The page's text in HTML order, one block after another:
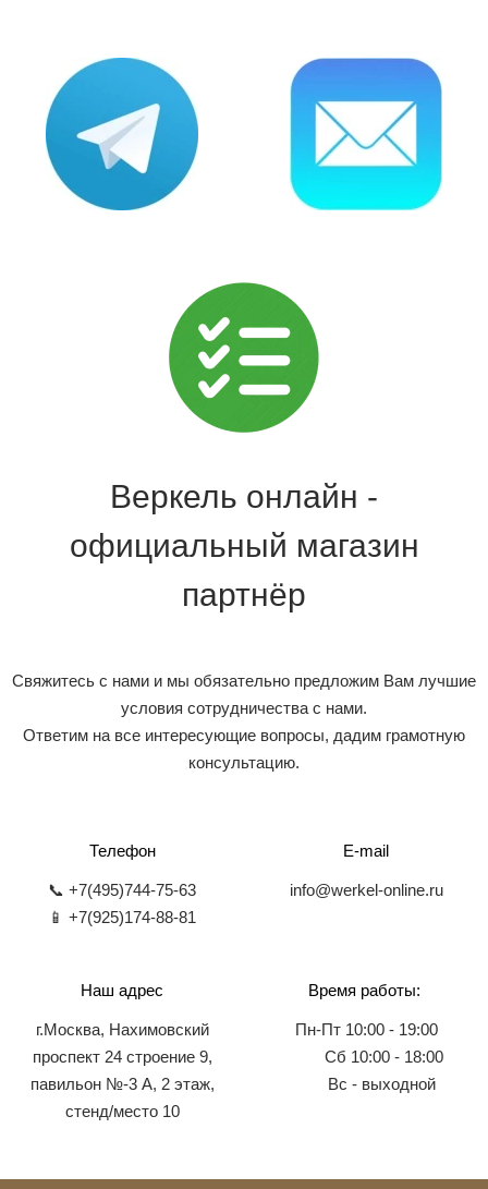
Веркель онлайн -
официальный магазин
партнёр
Свяжитесь с нами и мы обязательно предложим Вам лучшие
условия сотрудничества с нами.
Ответим на все интересующие вопросы, дадим грамотную
консультацию.
Телефон
📞 +7(495)744-75-63
📱 +7(925)174-88-81
E-mail
info@werkel-online.ru
Наш адрес
г.Москва, Нахимовский
проспект 24 строение 9,
павильон №-3 А, 2 этаж,
стенд/место 10
Время работы:
Пн-Пт 10:00 - 19:00
Сб 10:00 - 18:00
Вс - выходной